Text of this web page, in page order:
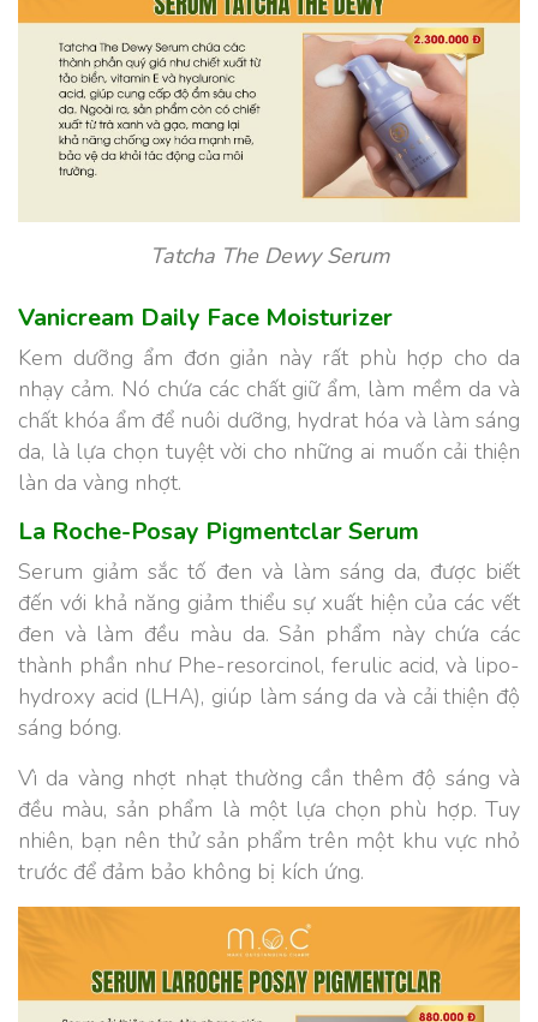
Tatcha The Dewy Serum
Vanicream Daily Face Moisturizer
Kem dưỡng ẩm đơn giản này rất phù hợp cho da
nhạy cảm. Nó chứa các chất giữ ẩm, làm mềm da và
chất khóa ẩm để nuôi dưỡng, hydrat hóa và làm sáng
da, là lựa chọn tuyệt vời cho những ai muốn cải thiện
làn da vàng nhợt.
La Roche-Posay Pigmentclar Serum
Serum giảm sắc tố đen và làm sáng da, được biết
đến với khả năng giảm thiểu sự xuất hiện của các vết
đen và làm đều màu da. Sản phẩm này chứa các
thành phần như Phe-resorcinol, ferulic acid, và lipo-
hydroxy acid (LHA), giúp làm sáng da và cải thiện độ
sáng bóng.
Vì da vàng nhợt nhạt thường cần thêm độ sáng và
đều màu, sản phẩm là một lựa chọn phù hợp. Tuy
nhiên, bạn nên thử sản phẩm trên một khu vực nhỏ
trước để đảm bảo không bị kích ứng.